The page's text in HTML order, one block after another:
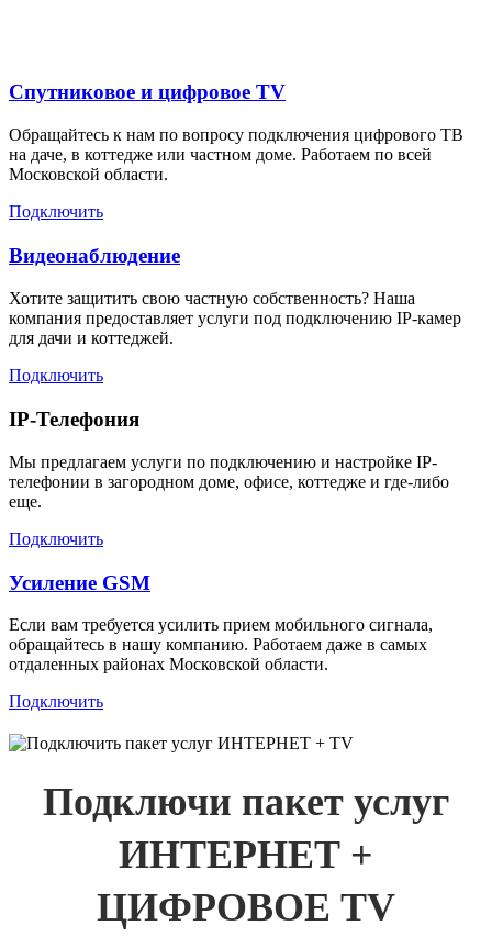
Спутниковое и цифровое TV
Обращайтесь к нам по вопросу подключения цифрового ТВ
на даче, в коттедже или частном доме. Работаем по всей
Московской области.
Подключить
Видеонаблюдение
Хотите защитить свою частную собственность? Наша
компания предоставляет услуги под подключению IP-камер
для дачи и коттеджей.
Подключить
IP-Телефония
Мы предлагаем услуги по подключению и настройке IP-
телефонии в загородном доме, офисе, коттедже и где-либо
еще.
Подключить
Усиление GSM
Если вам требуется усилить прием мобильного сигнала,
обращайтесь в нашу компанию. Работаем даже в самых
отдаленных районах Московской области.
Подключить
Подключи пакет услуг
ИНТЕРНЕТ +
ЦИФРОВОЕ TV